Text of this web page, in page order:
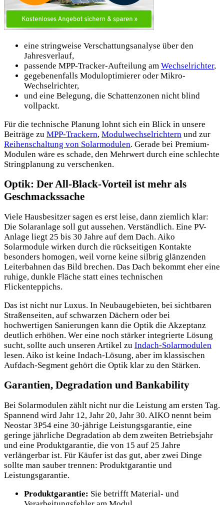
eine stringweise Verschattungsanalyse über den
Jahresverlauf,
passende MPP-Tracker-Aufteilung am Wechselrichter,
gegebenenfalls Moduloptimierer oder Mikro-
Wechselrichter,
und eine Belegung, die Schattenzonen nicht blind
vollpackt.
Für die technische Planung lohnt sich ein Blick in unsere
Beiträge zu MPP-Trackern, Modulwechselrichtern und zur
Reihenschaltung von Solarmodulen. Gerade bei Premium-
Modulen wäre es schade, den Mehrwert durch eine schlechte
Stringplanung zu verschenken.
Optik: Der All-Black-Vorteil ist mehr als
Geschmackssache
Viele Hausbesitzer sagen es erst leise, dann ziemlich klar:
Die Solaranlage soll gut aussehen. Verständlich. Eine PV-
Anlage liegt 25 bis 30 Jahre auf dem Dach. Aiko
Solarmodule wirken durch die rückseitigen Kontakte
besonders homogen, weil vorne keine silbrig glänzenden
Leiterbahnen das Bild brechen. Das Dach bekommt eher eine
ruhige, dunkle Fläche statt eines technischen
Flickenteppichs.
Das ist nicht nur Luxus. In Neubaugebieten, bei sichtbaren
Straßenseiten, auf schwarzen Dächern oder bei
hochwertigen Sanierungen kann die Optik die Akzeptanz
deutlich erhöhen. Wer eine noch stärker integrierte Lösung
sucht, sollte auch unseren Artikel zu Indach-Solarmodulen
lesen. Aiko ist keine Indach-Lösung, aber im klassischen
Aufdach-Segment gehört die Optik klar zu den Stärken.
Garantien, Degradation und Bankability
Bei Solarmodulen zählt nicht nur die Leistung am ersten Tag.
Spannend wird Jahr 12, Jahr 20, Jahr 30. AIKO nennt beim
Neostar 3P54 eine 30-jährige Leistungsgarantie, eine
geringe jährliche Degradation ab dem zweiten Betriebsjahr
und eine Produktgarantie, die von 15 auf 25 Jahre
verlängerbar ist. Für Käufer ist das gut, aber zwei Dinge
sollte man sauber trennen: Produktgarantie und
Leistungsgarantie.
Produktgarantie: Sie betrifft Material- und